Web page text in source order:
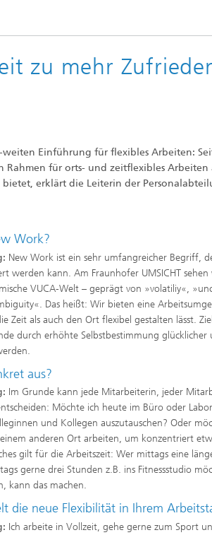
zu mehr
Einführung für flexibles Arbeiten:
für orts- und zeitflexibles Arbeiten
erklärt die Leiterin der
Work?
New Work ist ein sehr umfangreicher Begriff,
werden kann. Am Fraunhofer UMSICHT
VUCA-Welt – geprägt von »volatiliy«,
Das heißt: Wir bieten eine
Zeit als auch den Ort flexibel gestalten lässt.
durch erhöhte Selbstbestimmung glücklicher
aus?
Im Grunde kann jede Mitarbeiterin, jeder
Möchte ich heute im Büro oder
und Kollegen auszutauschen? Oder
anderen Ort arbeiten, um konzentriert
gilt für die Arbeitszeit: Wer mittags eine
gerne drei Stunden z.B. ins Fitnessstudio
kann das machen.
die neue Flexibilität in Ihrem
Ich arbeite in Vollzeit, gehe gerne zum Sport